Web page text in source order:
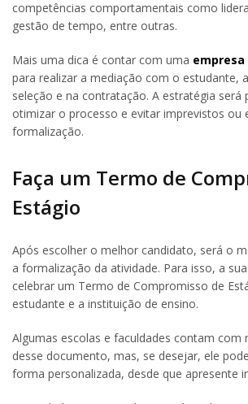
competências comportamentais como
gestão de tempo, entre outras.
Mais uma dica é contar com uma
para realizar a mediação com o estudante,
seleção e na contratação. A estratégia será
otimizar o processo e evitar imprevistos ou
formalização.
Faça um Termo de
Estágio
Após escolher o melhor candidato, será o
a formalização da atividade. Para isso, a
celebrar um Termo de Compromisso de
estudante e a instituição de ensino.
Algumas escolas e faculdades contam com
desse documento, mas, se desejar, ele
forma personalizada, desde que apresente